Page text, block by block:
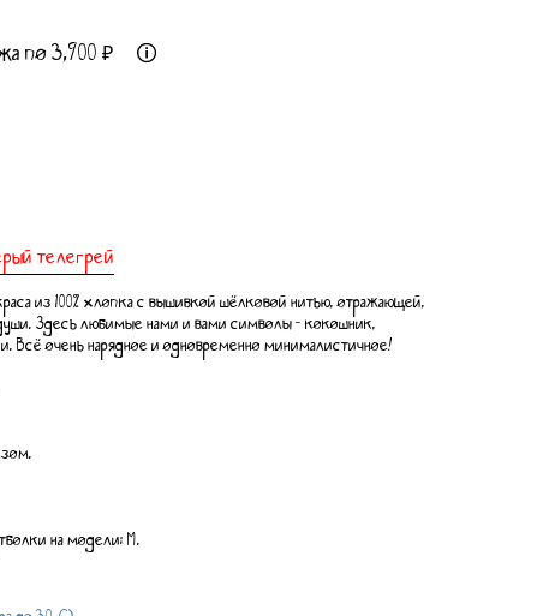
по 3,900 ₽
телегрей
из 100% хлопка с вышивкой шёлковой нитью, отражающей,
Здесь любимые нами и вами символы - кокошник,
Всё очень нарядное и одновременно минималистичное!
на модели: М.